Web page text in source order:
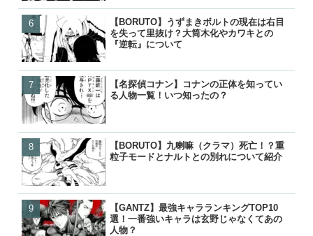
【BORUTO】うずまきボルトの現在は右目
を失って里抜け？大筒木化やカワキとの
『逆転』について
【名探偵コナン】コナンの正体を知ってい
る人物一覧！いつ知ったの？
【BORUTO】九喇嘛（クラマ）死亡！？重
粒子モードとナルトとの別れについて紹介
【GANTZ】最強キャラランキングTOP10
選！一番強いキャラは玄野じゃなくてあの
人物？
【BORUTO】九喇嘛（クラ
粒子モードとナルトとの別
【BORUTO】うずまきボル
を失って里抜け？大筒木化
【名探偵コナン】コナンの
る人物一覧！いつ知ったの
【GANTZ】最強キャララン
選！一番強いキャラは玄野
【BLEACH】護廷十三隊の
覧！初代から10年後まで歴
【BORUTO】うずまきボル
を失って里抜け？大筒木化
【名探偵コナン】コナンの
る人物一覧！いつ知ったの
【GANTZ】最強の星人ラン
選！一番強い星人は誰？
【鬼滅の刃】鬼舞辻無惨の
た？どうやって倒したのか
【響け！ユーフォニアム】
付き合って別れた？復縁や
【BORUTO】うずまきボル
を失って里抜け？大筒木化
【BLEACH】護廷十三隊の
覧！初代から10年後まで歴